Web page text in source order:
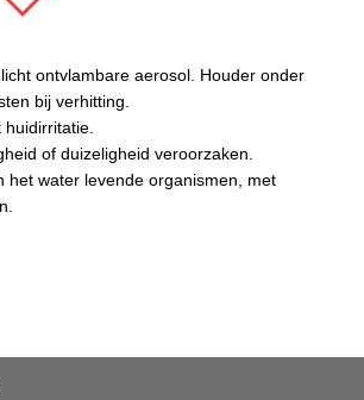
ontvlambare aerosol. Houder onder
bij verhitting.
of duizeligheid veroorzaken.
het water levende organismen, met